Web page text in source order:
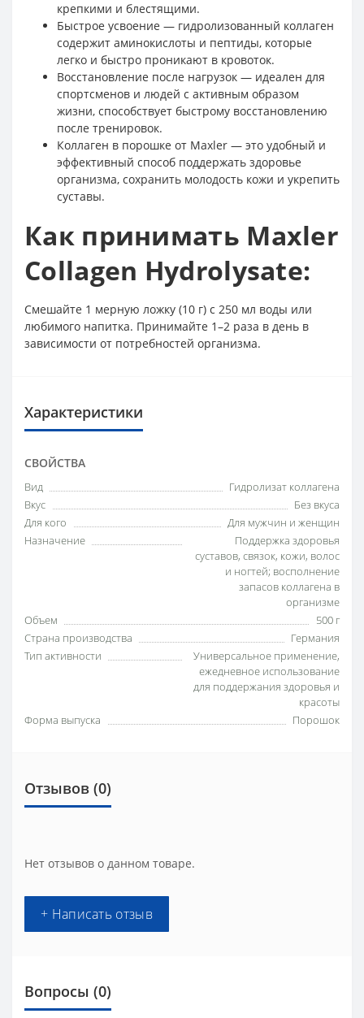
крепкими и блестящими.
Быстрое усвоение — гидролизованный коллаген
содержит аминокислоты и пептиды, которые
легко и быстро проникают в кровоток.
Восстановление после нагрузок — идеален для
спортсменов и людей с активным образом
жизни, способствует быстрому восстановлению
после тренировок.
Коллаген в порошке от Maxler — это удобный и
эффективный способ поддержать здоровье
организма, сохранить молодость кожи и укрепить
суставы.
Как принимать Maxler
Collagen Hydrolysate:
Смешайте 1 мерную ложку (10 г) с 250 мл воды или
любимого напитка. Принимайте 1–2 раза в день в
зависимости от потребностей организма.
Характеристики
СВОЙСТВА
Вид
Гидролизат коллагена
Вкус
Без вкуса
Для кого
Для мужчин и женщин
Назначение
Поддержка здоровья
суставов, связок, кожи, волос
и ногтей; восполнение
запасов коллагена в
организме
Объем
500 г
Страна производства
Германия
Тип активности
Универсальное применение,
ежедневное использование
для поддержания здоровья и
красоты
Форма выпуска
Порошок
Отзывов (0)
Нет отзывов о данном товаре.
+ Написать отзыв
Вопросы (0)